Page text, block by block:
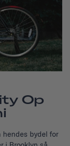
Op
hendes bydel for